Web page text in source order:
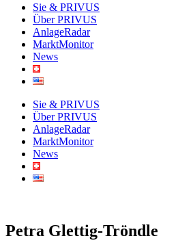
Sie & PRIVUS
Über PRIVUS
AnlageRadar
MarktMonitor
News
Sie & PRIVUS
Über PRIVUS
AnlageRadar
MarktMonitor
News
Petra Glettig-Tröndle